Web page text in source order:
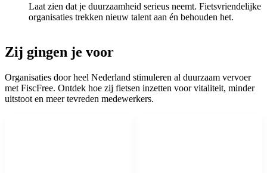
Laat zien dat je duurzaamheid serieus neemt. Fietsvriendelijke
organisaties trekken nieuw talent aan én behouden het.
Zij gingen je voor
Organisaties door heel Nederland stimuleren al duurzaam vervoer
met FiscFree. Ontdek hoe zij fietsen inzetten voor vitaliteit, minder
uitstoot en meer tevreden medewerkers.